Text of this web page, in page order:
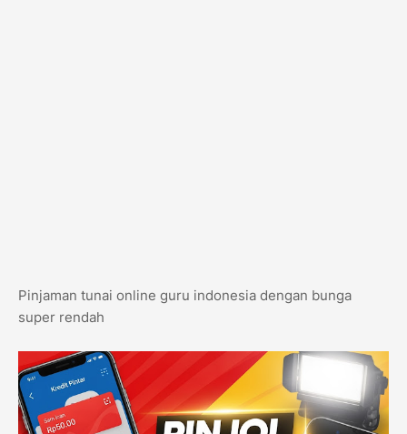
Pinjaman tunai online guru indonesia dengan bunga
super rendah